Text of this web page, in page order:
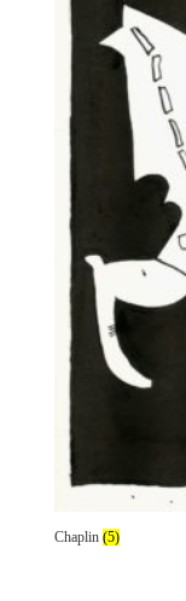
Chaplin (5)